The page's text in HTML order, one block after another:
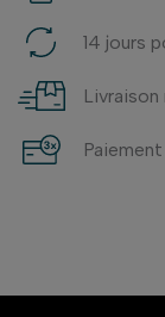
14 jours
Livraison